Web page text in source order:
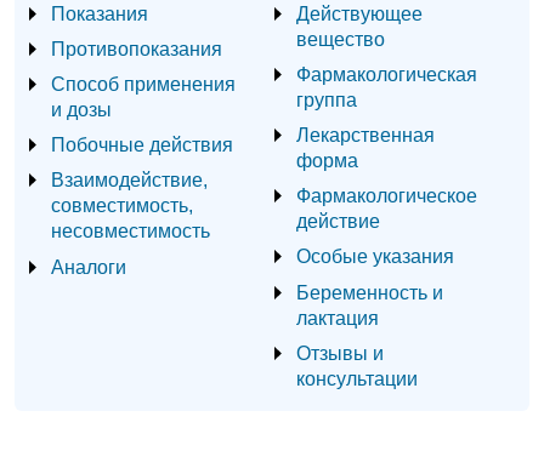
Показания
Противопоказания
Способ применения
и дозы
Побочные действия
Взаимодействие,
совместимость,
несовместимость
Аналоги
Действующее
вещество
Фармакологическая
группа
Лекарственная
форма
Фармакологическое
действие
Особые указания
Беременность и
лактация
Отзывы и
консультации